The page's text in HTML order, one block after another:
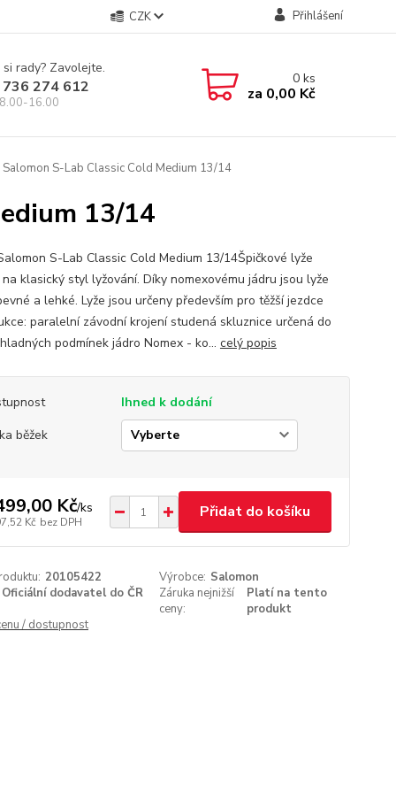
CZK Přihlášení
rady? Zavolejte.
274 612
16.00
0ks
za 0,00 Kč
S-Lab Classic Cold Medium 13/14
13/14
S-Lab Classic Cold Medium 13/14Špičkové lyže
klasický styl lyžování. Díky nomexovému jádru jsou lyže
a lehké. Lyže jsou určeny především pro těžší jezdce
paralelní závodní krojení studená skluznice určená do
podmínek jádro Nomex - ko... celý popis
Ihned k dodání
běžek
Kč/ks
Kč bez DPH
Přidat do košíku
20105422 Výrobce: Salomon
Oficiální dodavatel do ČR
Záruka nejnižší
ceny:
Platí na tento
produkt
/ dostupnost